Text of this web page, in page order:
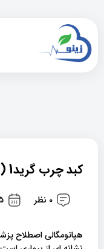
کبد چرب گرید1 ( علائم، پیشگیری و درمان آن)
0 نظر
هپاتومگالی اصطلاح